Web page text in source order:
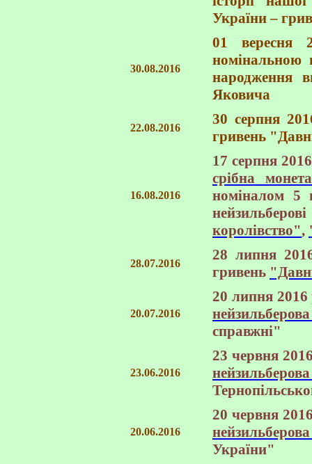
України –
30.08.2016
01 вересня
номінальною
народження
Яковича
22.08.2016
30 серпня
гривень
16.08.2016
17 серпня
срібна
номіналом 5
королівство",
28.07.2016
28 липня
гривень
20.07.2016
20 липня
справжні"
23.06.2016
23 червня
20.06.2016
20 червня
України"